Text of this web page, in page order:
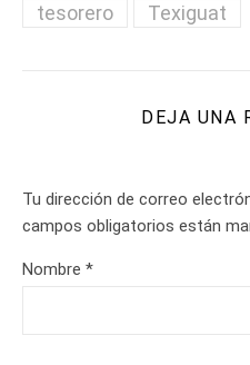
tesorero
Texiguat
DEJA UNA
Tu dirección de correo
campos obligatorios están
Nombre *